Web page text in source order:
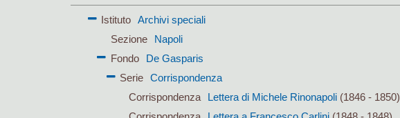
Istituto
Archivi speciali
Sezione
Napoli
Fondo
De Gasparis
Serie Corrispondenza
Corrispondenza
Lettera di Michele Rinonapoli (1846 - 1850)